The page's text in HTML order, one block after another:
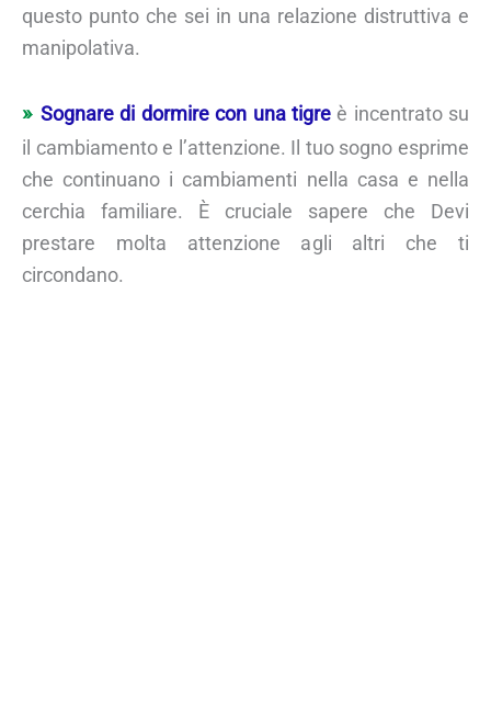
questo punto che sei in una relazione distruttiva e
manipolativa.
Sognare di dormire con una tigreè incentrato su
il cambiamento e l’attenzione. Il tuo sogno esprime
che continuano i cambiamenti nella casa e nella
cerchia familiare. È cruciale sapere che Devi
prestare molta attenzione agli altri che ti
circondano.